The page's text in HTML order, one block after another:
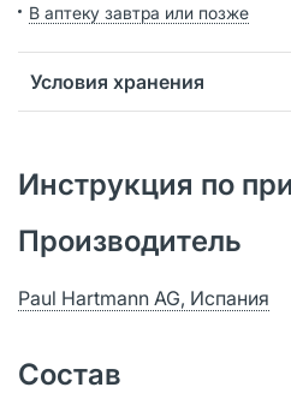
В аптеку завтра или позже
Условия хранения
Инструкция по
Производитель
Paul Hartmann AG, Испания
Состав